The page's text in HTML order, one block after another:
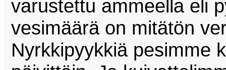
varustettu ammeella eli
vesimäärä on mitätön
Nyrkkipyykkiä pesimme